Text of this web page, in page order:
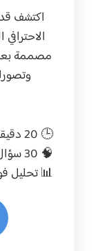
اكتشف
مصممة
🕒 20 دقيقة
🧠 30 سؤال
📊 تحليل